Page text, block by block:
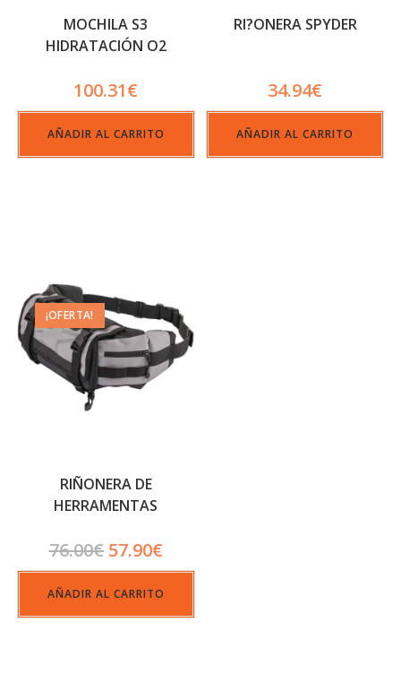
MOCHILA S3
HIDRATACIÓN O2
100.31€
AÑADIR AL CARRITO
RI?ONERA SPYDER
34.94€
AÑADIR AL CARRITO
¡OFERTA!
RIÑONERA DE
HERRAMENTAS
PACK GRIS
76.00€ 57.90€
AÑADIR AL CARRITO